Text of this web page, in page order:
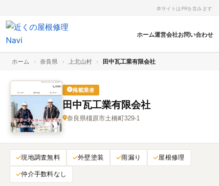
本サイトはPRを含みます
ホーム運営会社お問い合わせ
ホーム › 奈良県 › 上北山村 › 田中瓦工業有限会社
掲載業者
田中瓦工業有限会社
奈良県橿原市土橋町329-1
現地調査無料 外壁塗装 雨漏り 屋根修理
仲介手数料なし